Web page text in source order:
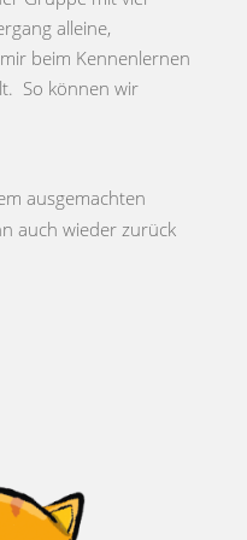
alleine,
beim Kennenlernen
So können wir
ausgemachten
auch wieder zurück